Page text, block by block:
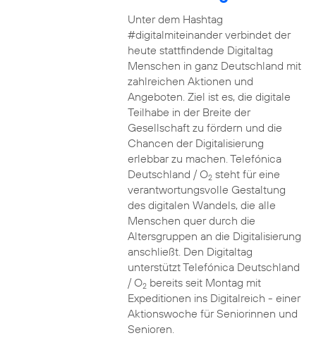
Unter dem Hashtag
#digitalmiteinander verbindet der
heute stattfindende Digitaltag
Menschen in ganz Deutschland mit
zahlreichen Aktionen und
Angeboten. Ziel ist es, die digitale
Teilhabe in der Breite der
Gesellschaft zu fördern und die
Chancen der Digitalisierung
erlebbar zu machen. Telefónica
Deutschland / O2steht für eine
verantwortungsvolle Gestaltung
des digitalen Wandels, die alle
Menschen quer durch die
Altersgruppen an die Digitalisierung
anschließt. Den Digitaltag
unterstützt Telefónica Deutschland
/ O2bereits seit Montag mit
Expeditionen ins Digitalreich - einer
Aktionswoche für Seniorinnen und
Senioren.